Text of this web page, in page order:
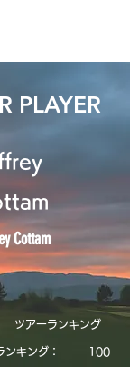
PLAYER
Cottam
​ツアーランキング
ンキング：
​100